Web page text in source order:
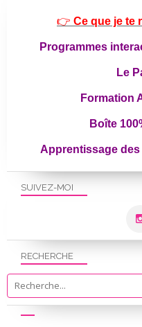
SUIVEZ-MOI
RECHERCHE
👉 Ce que je te
Programmes
Le
Formation
Boîte
Apprentissage